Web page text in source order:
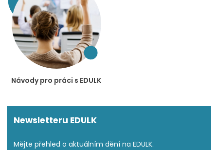
Návody pro práci s EDULK
Newsletteru EDULK
Mějte přehled o aktuálním dění na EDULK.